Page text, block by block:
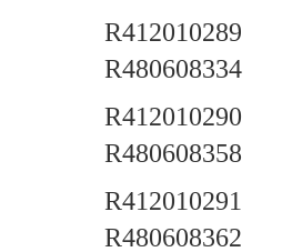
R412010289
R480608334
R412010290
R480608358
R412010291
R480608362